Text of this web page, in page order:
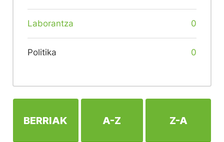
Laborantza 0
Politika 0
BERRIAK A-Z Z-A